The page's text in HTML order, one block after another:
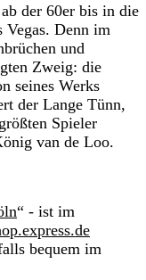
der 60er bis in die
Vegas. Denn im
und
Zweig: die
seines Werks
der Lange Tünn,
Spieler
van de Loo.
“ - ist im
bequem im